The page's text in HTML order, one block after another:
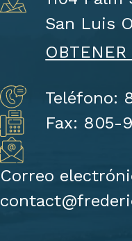
San Luis
Teléfono:
Fax: 805-
Correo